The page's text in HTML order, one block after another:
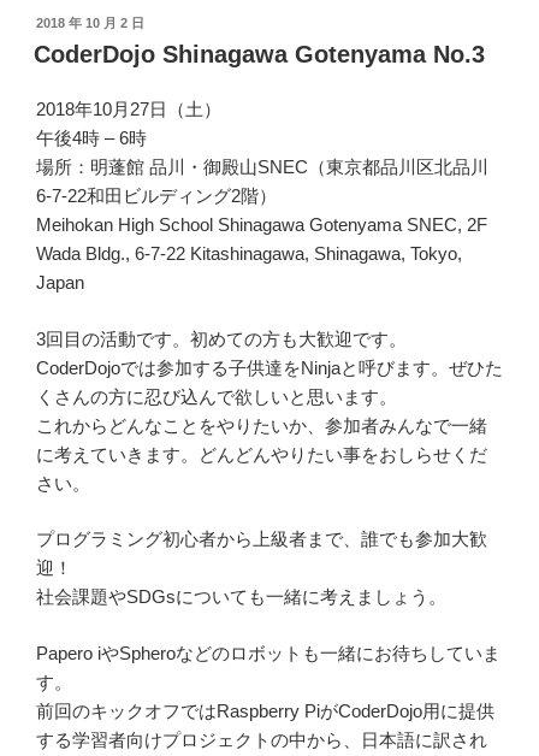
投
稿
日:
2018 年 10 月 2 日
CoderDojo Shinagawa Gotenyama No.3
2018年10月27日（土）
午後4時 – 6時
場所：明蓬館 品川・御殿山SNEC（東京都品川区北品川
6-7-22和田ビルディング2階）
Meihokan High School Shinagawa Gotenyama SNEC, 2F
Wada Bldg., 6-7-22 Kitashinagawa, Shinagawa, Tokyo,
Japan
3回目の活動です。初めての方も大歓迎です。
CoderDojoでは参加する子供達をNinjaと呼びます。ぜひた
くさんの方に忍び込んで欲しいと思います。
これからどんなことをやりたいか、参加者みんなで一緒
に考えていきます。どんどんやりたい事をおしらせくだ
さい。
プログラミング初心者から上級者まで、誰でも参加大歓
迎！
社会課題やSDGsについても一緒に考えましょう。
Papero iやSpheroなどのロボットも一緒にお待ちしていま
す。
前回のキックオフではRaspberry PiがCoderDojo用に提供
する学習者向けプロジェクトの中から、日本語に訳され